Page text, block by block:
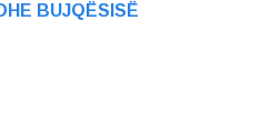
BUJQËSISË